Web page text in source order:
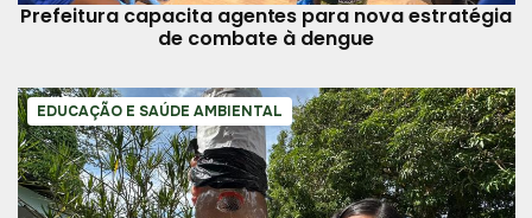
Prefeitura capacita agentes para nova estratégia
de combate à dengue
EDUCAÇÃO E SAÚDE AMBIENTAL